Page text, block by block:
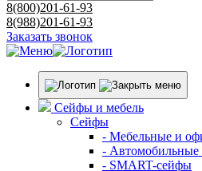
8(800)201-61-93
8(988)201-61-93
Заказать звонок
Сейфы и мебель
Сейфы
- Мебельные и
-
- SMART-сейфы